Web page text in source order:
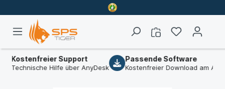
Kostenfreier Support
Technische Hilfe über AnyDesk
Passende Software
Kostenfreier Download am